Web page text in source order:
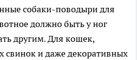
собаки-поводыри для
должно быть у ног
другим. Для кошек,
свинок и даже декоративных